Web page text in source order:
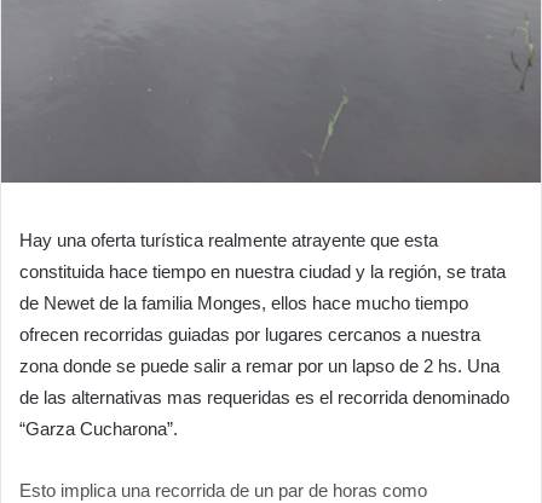
Hay una oferta turística realmente atrayente que esta
constituida hace tiempo en nuestra ciudad y la región, se trata
de Newet de la familia Monges, ellos hace mucho tiempo
ofrecen recorridas guiadas por lugares cercanos a nuestra
zona donde se puede salir a remar por un lapso de 2 hs. Una
de las alternativas mas requeridas es el recorrida denominado
“Garza Cucharona”.
Esto implica una recorrida de un par de horas como